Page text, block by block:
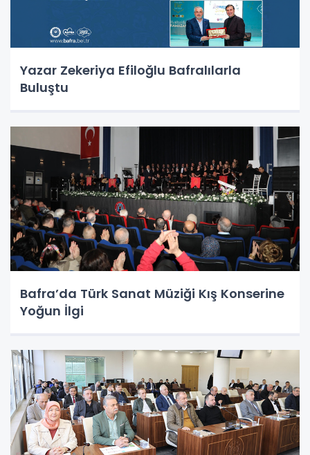
Yazar Zekeriya Efiloğlu Bafralılarla
Buluştu
Bafra’da Türk Sanat Müziği Kış Konserine
Yoğun İlgi